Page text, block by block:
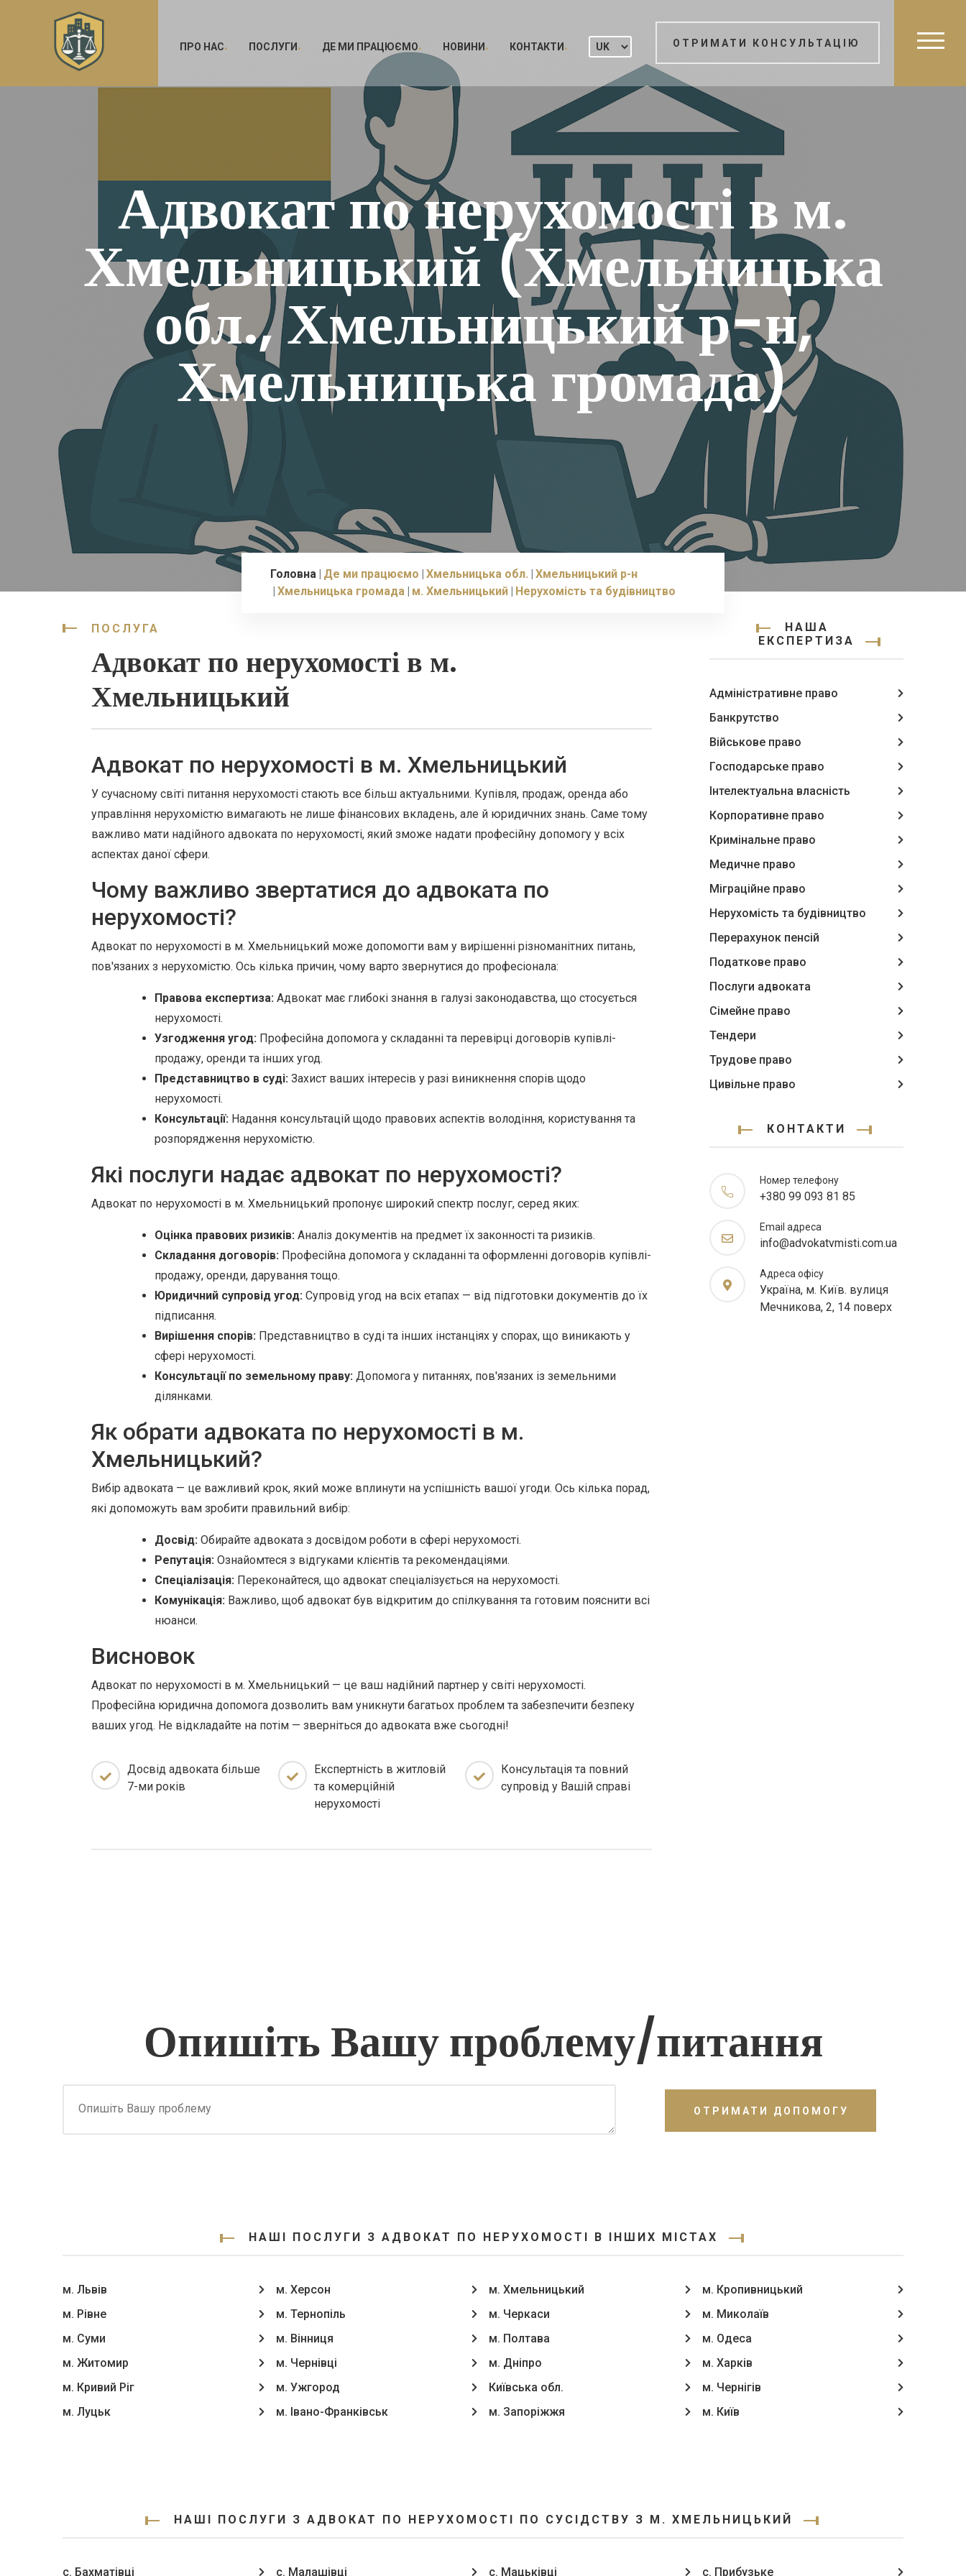
ПРО НАС ПОСЛУГИ ДЕ МИ ПРАЦЮЄМО НОВИНИ КОНТАКТИ ОТРИМАТИ КОНСУЛЬТАЦІЮ
Адвокат по нерухомості в м.
Хмельницький (Хмельницька
обл., Хмельницький р-н,
Хмельницька громада)
Головна Де ми працюємо Хмельницька обл. Хмельницький р-н
Хмельницька громада м. Хмельницький Нерухомість та будівництво
ПОСЛУГА
Адвокат по нерухомості в м.
Хмельницький
Адвокат по нерухомості в м. Хмельницький
У сучасному світі питання нерухомості стають все більш актуальними. Купівля, продаж, оренда або
управління нерухомістю вимагають не лише фінансових вкладень, але й юридичних знань. Саме тому
важливо мати надійного адвоката по нерухомості, який зможе надати професійну допомогу у всіх
аспектах даної сфери.
Чому важливо звертатися до адвоката по
нерухомості?
Адвокат по нерухомості в м. Хмельницький може допомогти вам у вирішенні різноманітних питань,
пов'язаних з нерухомістю. Ось кілька причин, чому варто звернутися до професіонала:
Правова експертиза: Адвокат має глибокі знання в галузі законодавства, що стосується
нерухомості.
Узгодження угод: Професійна допомога у складанні та перевірці договорів купівлі-
продажу, оренди та інших угод.
Представництво в суді: Захист ваших інтересів у разі виникнення спорів щодо
нерухомості.
Консультації: Надання консультацій щодо правових аспектів володіння, користування та
розпорядження нерухомістю.
Які послуги надає адвокат по нерухомості?
Адвокат по нерухомості в м. Хмельницький пропонує широкий спектр послуг, серед яких:
Оцінка правових ризиків: Аналіз документів на предмет їх законності та ризиків.
Складання договорів: Професійна допомога у складанні та оформленні договорів купівлі-
продажу, оренди, дарування тощо.
Юридичний супровід угод: Супровід угод на всіх етапах — від підготовки документів до їх
підписання.
Вирішення спорів: Представництво в суді та інших інстанціях у спорах, що виникають у
сфері нерухомості.
Консультації по земельному праву: Допомога у питаннях, пов'язаних із земельними
ділянками.
Як обрати адвоката по нерухомості в м.
Хмельницький?
Вибір адвоката — це важливий крок, який може вплинути на успішність вашої угоди. Ось кілька порад,
які допоможуть вам зробити правильний вибір:
Досвід: Обирайте адвоката з досвідом роботи в сфері нерухомості.
Репутація: Ознайомтеся з відгуками клієнтів та рекомендаціями.
Спеціалізація: Переконайтеся, що адвокат спеціалізується на нерухомості.
Комунікація: Важливо, щоб адвокат був відкритим до спілкування та готовим пояснити всі
нюанси.
Висновок
Адвокат по нерухомості в м. Хмельницький — це ваш надійний партнер у світі нерухомості.
Професійна юридична допомога дозволить вам уникнути багатьох проблем та забезпечити безпеку
ваших угод. Не відкладайте на потім — зверніться до адвоката вже сьогодні!
Досвід адвоката більше
7-ми років
Експертність в житловій
та комерційній
нерухомості
Консультація та повний
супровід у Вашій справі
НАША
ЕКСПЕРТИЗА
Адміністративне право
Банкрутство
Військове право
Господарське право
Інтелектуальна власність
Корпоративне право
Кримінальне право
Медичне право
Міграційне право
Нерухомість та будівництво
Перерахунок пенсій
Податкове право
Послуги адвоката
Сімейне право
Тендери
Трудове право
Цивільне право
КОНТАКТИ
Номер телефону
+380 99 093 81 85
Email адреса
info@advokatvmisti.com.ua
Адреса офісу
Україна, м. Київ. вулиця
Мечникова, 2, 14 поверх
Опишіть Вашу проблему/питання
ОТРИМАТИ ДОПОМОГУ
НАШІ ПОСЛУГИ З АДВОКАТ ПО НЕРУХОМОСТІ В ІНШИХ МІСТАХ
м. Львів
м. Рівне
м. Суми
м. Житомир
м. Кривий Ріг
м. Луцьк
м. Херсон
м. Тернопіль
м. Вінниця
м. Чернівці
м. Ужгород
м. Івано-Франківськ
м. Хмельницький
м. Черкаси
м. Полтава
м. Дніпро
Київська обл.
м. Запоріжжя
м. Кропивницький
м. Миколаїв
м. Одеса
м. Харків
м. Чернігів
м. Київ
НАШІ ПОСЛУГИ З АДВОКАТ ПО НЕРУХОМОСТІ ПО СУСІДСТВУ З М. ХМЕЛЬНИЦЬКИЙ
с. Бахматівці с. Малашівці с. Мацьківці с. Прибузьке